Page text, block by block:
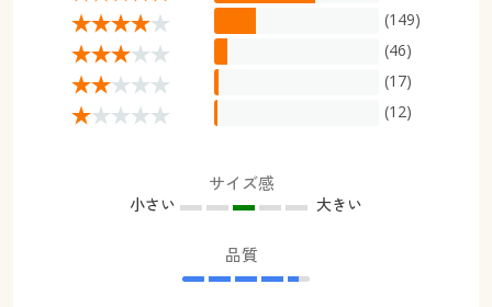
(149)
(46)
(17)
(12)
サイズ感
小さい 大きい
品質